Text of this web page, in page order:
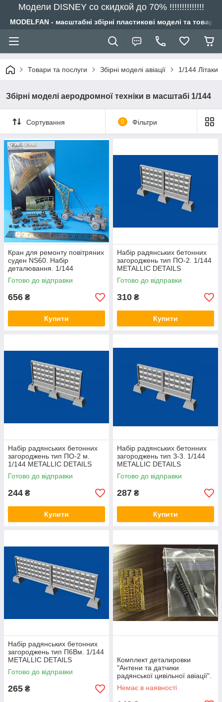
Модели DISNEY со скидкой до 70% !!!!!!!!!!!!!!
MODELFAN - масштабні збірні пластикові моделі та
Товари та послуги Збірні моделі авіації 1/144 Літаки
Збірні моделі аеродромної техніки в масштабі 1/144
Сортування 0 Фільтри
Кран для ремонту повітряних
суден NS60. Набір
деталювання. 1/144
METALLIC DETAILS MDR
14409
Готово до відправки
656 ₴
Купити
Набір радянських бетонних
загороджень тип ПО-2. 1/144
METALLIC DETAILS
MDR14401
Готово до відправки
310 ₴
Купити
Набір радянських бетонних
загороджень тип ПО-2 м.
1/144 METALLIC DETAILS
MDR14402
Готово до відправки
244 ₴
Купити
Набір радянських бетонних
загороджень тип З-3. 1/144
METALLIC DETAILS
MDR14403
Готово до відправки
287 ₴
Купити
Набір радянських бетонних
загороджень тип П6Вм. 1/144
METALLIC DETAILS
MDR14406
Готово до відправки
265 ₴
Комплект деталировки
"Антени та датчики
радянської цивільної авіації".
Частина 2.1 / 144. METALLIC
DETAILS MD14443
Немає в наявності